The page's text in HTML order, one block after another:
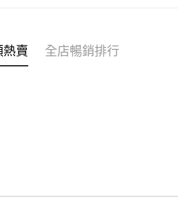
賣 全店暢銷排行